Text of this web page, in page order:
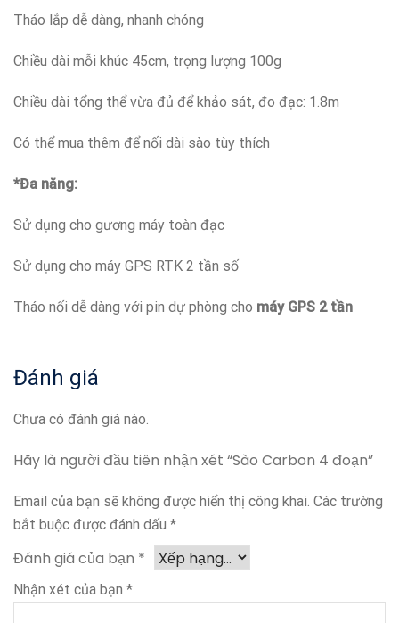
Tháo lắp dễ dàng, nhanh chóng
Chiều dài mỗi khúc 45cm, trọng lượng 100g
Chiều dài tổng thể vừa đủ để khảo sát, đo đạc: 1.8m
Có thể mua thêm để nối dài sào tùy thích
*Đa năng:
Sử dụng cho gương máy toàn đạc
Sử dụng cho máy GPS RTK 2 tần số
Tháo nối dễ dàng với pin dự phòng cho máy GPS 2 tần
Đánh giá
Chưa có đánh giá nào.
Hãy là người đầu tiên nhận xét “Sào Carbon 4 đoạn”
Email của bạn sẽ không được hiển thị công khai. Các trường
bắt buộc được đánh dấu *
Đánh giá của bạn *
Nhận xét của bạn *